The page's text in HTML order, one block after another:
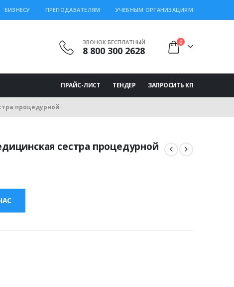
БИЗНЕСУ ПРЕПОДАВАТЕЛЯМ УЧЕБНЫМ ОРГАНИЗАЦИЯМ
ЗВОНОК БЕСПЛАТНЫЙ
8 800 300 2628
0
ПРАЙС-ЛИСТ ТЕНДЕР ЗАПРОСИТЬ КП
процедурной
сестра процедурной
₽.